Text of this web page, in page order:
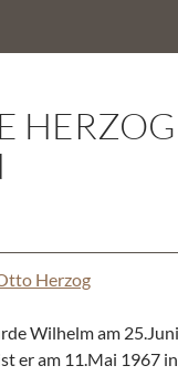
Herzog
Wilhelm am
er am 11.Mai 1967